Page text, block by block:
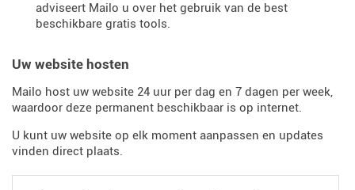
adviseert Mailo u over het gebruik van de best
beschikbare gratis tools.
Uw website hosten
Mailo host uw website 24 uur per dag en 7 dagen per week,
waardoor deze permanent beschikbaar is op internet.
U kunt uw website op elk moment aanpassen en updates
vinden direct plaats.